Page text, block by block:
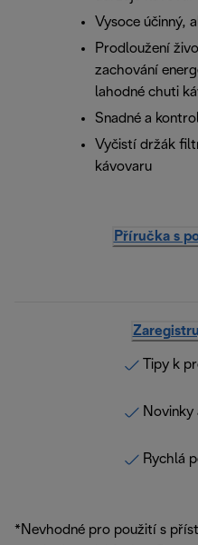
Vysoce účinný,
Prodloužení
zachování
lahodné chuti
Snadné a
Vyčistí držák
kávovaru
Příručka s
Tipy k
Novinky
Rychlá
*Nevhodné pro použití s